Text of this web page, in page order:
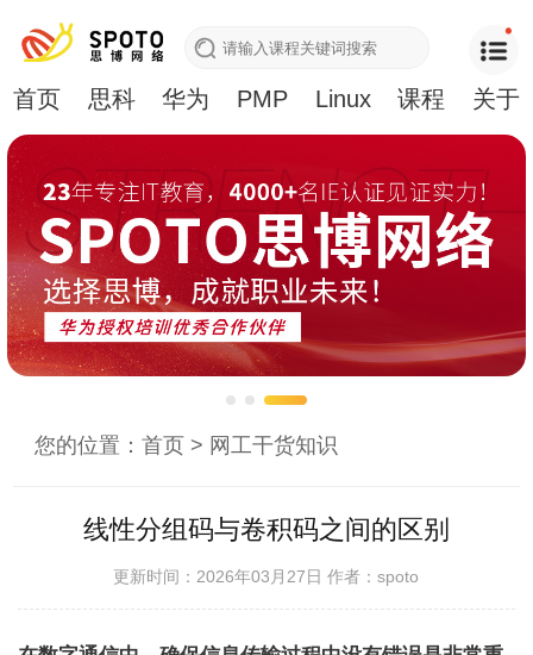
首页 思科 华为 PMP Linux 课程 关于
您的位置：首页 > 网工干货知识
线性分组码与卷积码之间的区别
更新时间：2026年03月27日作者：spoto